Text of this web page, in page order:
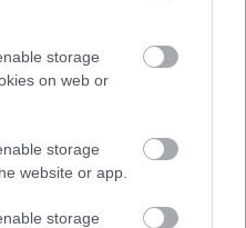
storage
on web or
storage
website or app.
storage
lakhatását vidéken,
Budapestre a ...